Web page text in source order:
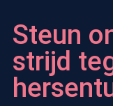
Steun
strijd